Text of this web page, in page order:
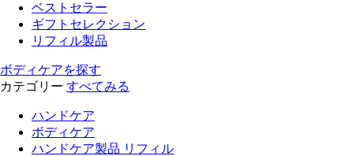
ベストセラー
ギフトセレクション
リフィル製品
ボディケアを探す
カテゴリー すべてみる
ハンドケア
ボディケア
ハンドケア製品 リフィル